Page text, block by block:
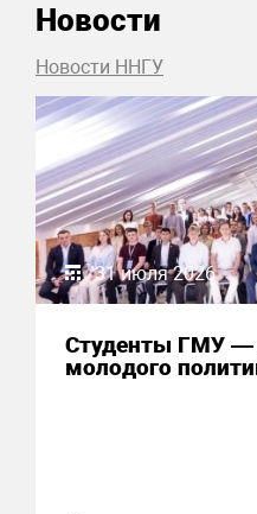
Новости
Новости ННГУ
31 июля 2026
Студенты ГМУ —
молодого